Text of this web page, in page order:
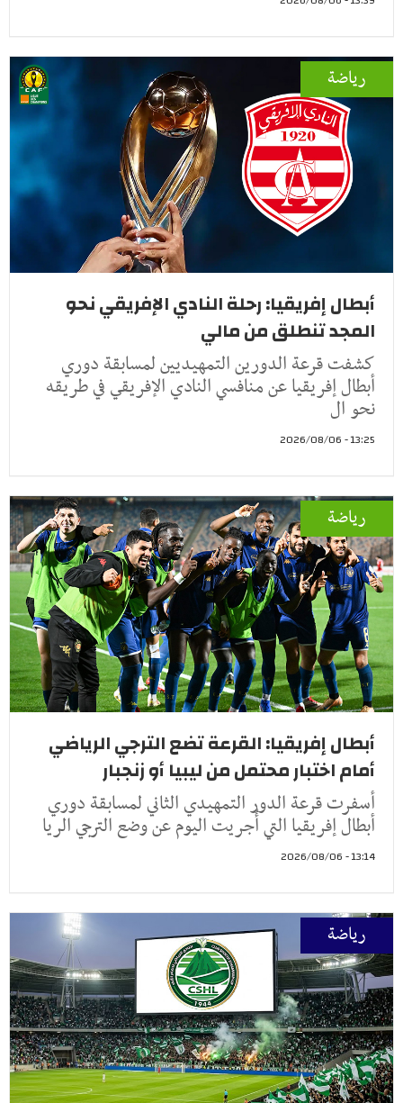
رياضة
أبطال إفريقيا: رحلة النادي الإفريقي نحو
المجد تنطلق من مالي
كشفت قرعة الدورين التمهيديين لمسابقة دوري
أبطال إفريقيا عن منافسي النادي الإفريقي في طريقه
نحو ال
13:25 - 2026/08/06
رياضة
أبطال إفريقيا: القرعة تضع الترجي الرياضي
أمام اختبار محتمل من ليبيا أو زنجبار
أسفرت قرعة الدور التمهيدي الثاني لمسابقة دوري
أبطال إفريقيا التي أُجريت اليوم عن وضع الترجي الريا
13:14 - 2026/08/06
رياضة